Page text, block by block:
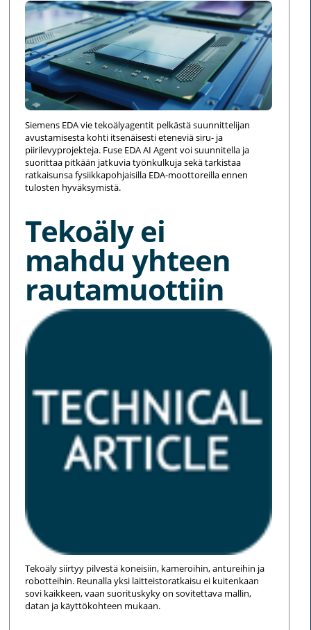
Siemens EDA vie tekoälyagentit pelkästä suunnittelijan
avustamisesta kohti itsenäisesti eteneviä siru- ja
piirilevyprojekteja. Fuse EDA AI Agent voi suunnitella ja
suorittaa pitkään jatkuvia työnkulkuja sekä tarkistaa
ratkaisunsa fysiikkapohjaisilla EDA-moottoreilla ennen
tulosten hyväksymistä.
Tekoäly ei
mahdu yhteen
rautamuottiin
Tekoäly siirtyy pilvestä koneisiin, kameroihin, antureihin ja
robotteihin. Reunalla yksi laitteistoratkaisu ei kuitenkaan
sovi kaikkeen, vaan suorituskyky on sovitettava mallin,
datan ja käyttökohteen mukaan.